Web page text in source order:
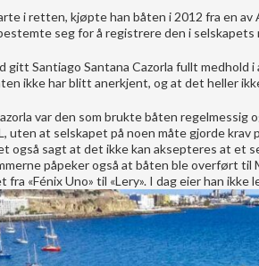
i retten, kjøpte han båten i 2012 fra en
seg for å registrere den i
Santiago Santana Cazorla fullt medhold
ikke har blitt anerkjent, og at det heller
var den som brukte båten regelmessig
uten at selskapet på noen måte gjorde
også sagt at det ikke kan aksepteres at et
påpeker også at båten ble overført til
«Fénix Uno» til «Lery». I dag eier han ikke